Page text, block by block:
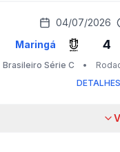
04/07/2026
Maringá 4
Brasileiro Série C •